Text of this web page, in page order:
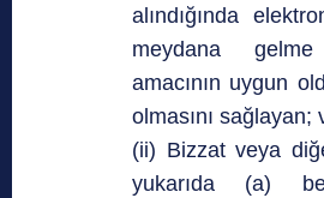
alındığında
meydana
amacının uygun
olmasını sağlayan;
(ii) Bizzat veya
yukarıda (a)